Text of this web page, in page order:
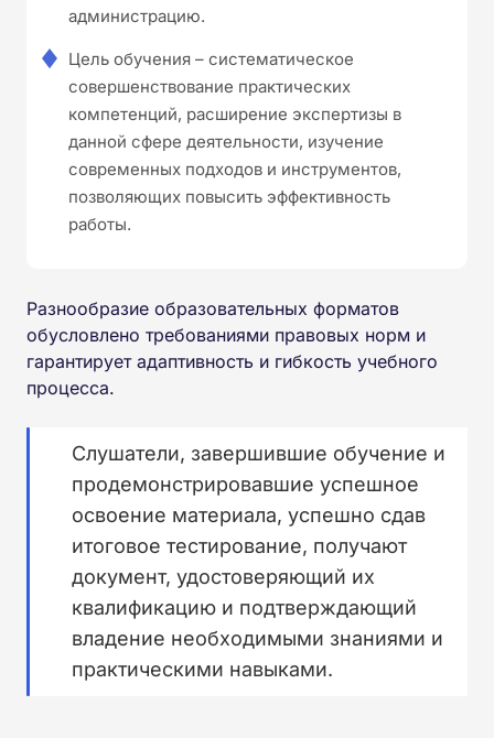
администрацию.
Цель обучения – систематическое
совершенствование практических
компетенций, расширение экспертизы в
данной сфере деятельности, изучение
современных подходов и инструментов,
позволяющих повысить эффективность
работы.
Разнообразие образовательных форматов
обусловлено требованиями правовых норм и
гарантирует адаптивность и гибкость учебного
процесса.
Слушатели, завершившие обучение и
продемонстрировавшие успешное
освоение материала, успешно сдав
итоговое тестирование, получают
документ, удостоверяющий их
квалификацию и подтверждающий
владение необходимыми знаниями и
практическими навыками.